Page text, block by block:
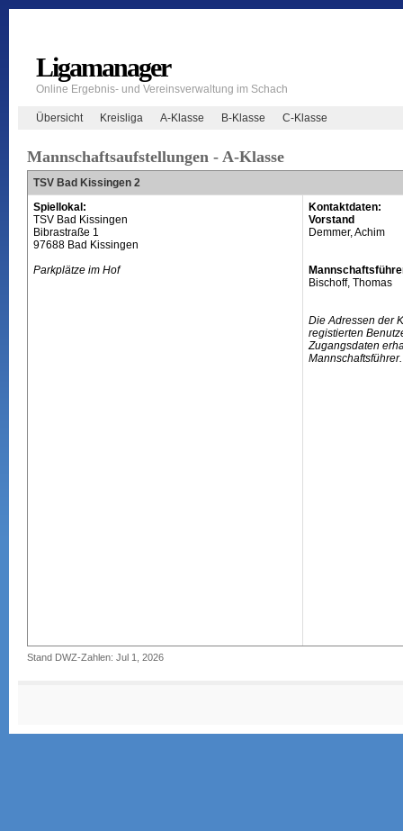
Ligamanager
Online Ergebnis- und Vereinsverwaltung im Schach
Übersicht Kreisliga A-Klasse B-Klasse C-Klasse
Mannschaftsaufstellungen - A-Klasse
TSV Bad Kissingen 2
Spiellokal:
TSV Bad Kissingen
Bibrastraße 1
97688 Bad Kissingen
Parkplätze im Hof
Kontaktdaten:
Vorstand
Demmer, Achim
Bischoff, Thomas
Die Adressen der
registierten
Zugangsdaten
Mannschaftsführer.
Stand DWZ-Zahlen: Jul 1, 2026